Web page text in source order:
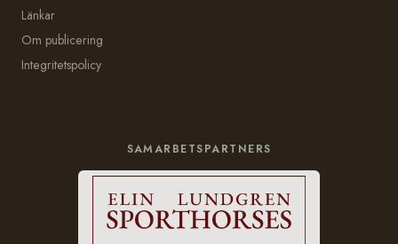
Länkar
Om publicering
Integritetspolicy
SAMARBETSPARTNERS